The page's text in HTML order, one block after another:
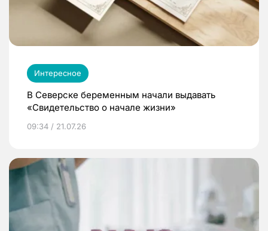
Интересное
В Северске беременным начали выдавать
«Свидетельство о начале жизни»
09:34 / 21.07.26